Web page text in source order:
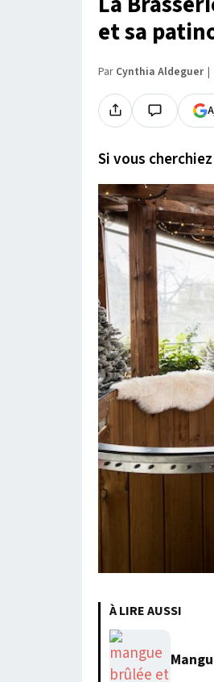
et sa
Par Cynthia Aldeguer
Si vous
À LIRE AUSSI